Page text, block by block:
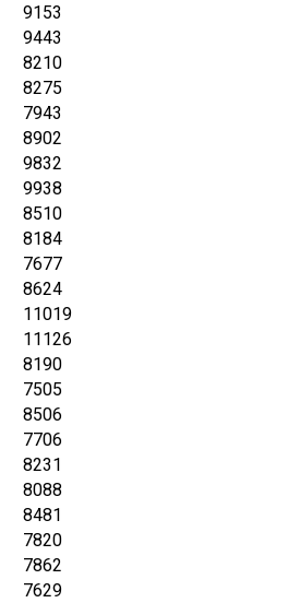
9153
9443
8210
8275
7943
8902
9832
9938
8510
8184
7677
8624
11019
11126
8190
7505
8506
7706
8231
8088
8481
7820
7862
7629